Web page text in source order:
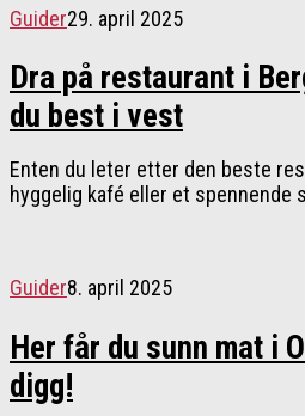
Guider29. april 2025
Dra på restaurant i
du best i vest
Enten du leter etter den beste
hyggelig kafé eller et spennende
Guider8. april 2025
Her får du sunn mat i
digg!